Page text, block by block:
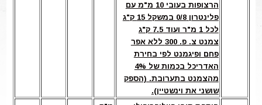
הרצופות בעובי 10 מ"מ עם
פלינטרון 0/8 במשקל 15 ק"ג
לכל 1 מ"ר ועוד 7.5 ק"ג
צמנט צ. פ. 300 ללא אפר
פחם ופיגמנט לפי בחירת
האדריכל בכמות של 4%
מהצמנט בתערובת. (הספק
שושני את וינשטיין).